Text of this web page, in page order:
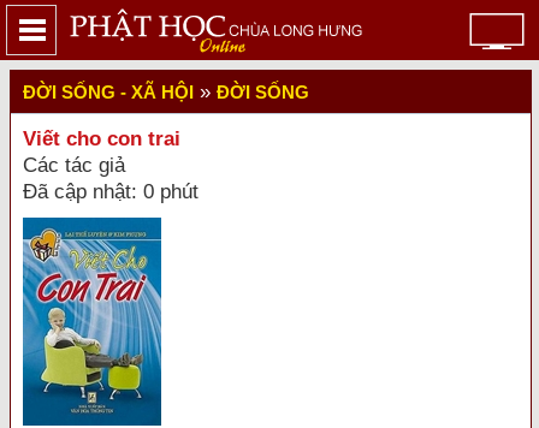
ĐỜI SỐNG - XÃ HỘI » ĐỜI SỐNG
Viết cho con trai
Các tác giả
Đã cập nhật: 0 phút